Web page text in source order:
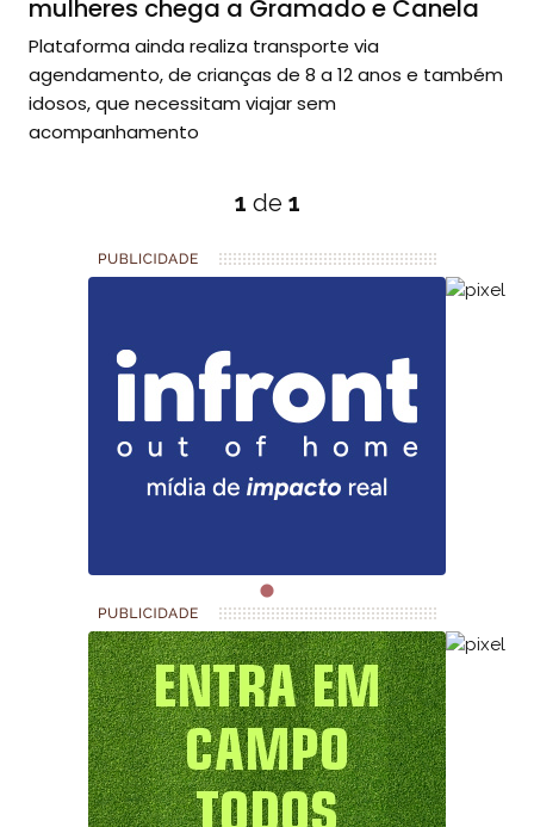
mulheres chega a Gramado e Canela
Plataforma ainda realiza transporte via
agendamento, de crianças de 8 a 12 anos e também
idosos, que necessitam viajar sem
acompanhamento
1 de 1